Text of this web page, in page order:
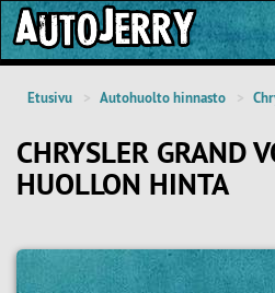
Etusivu Autohuolto hinnasto
CHRYSLER GRAND
HUOLLON HINTA